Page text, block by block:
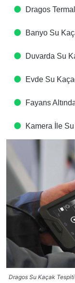
Dragos
Banyo Su
Duvarda Su
Evde Su
Fayans
Kamera İle
Dragos Su Kaçak Tespiti